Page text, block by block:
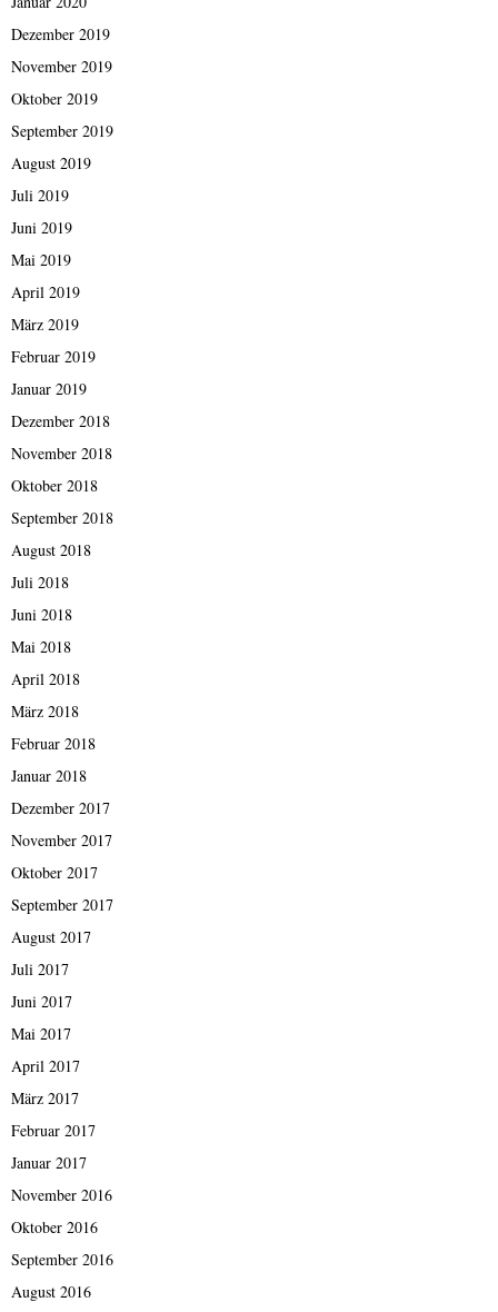
Dezember 2019
November 2019
Oktober 2019
September 2019
August 2019
Juli 2019
Juni 2019
Mai 2019
April 2019
März 2019
Februar 2019
Januar 2019
Dezember 2018
November 2018
Oktober 2018
September 2018
August 2018
Juli 2018
Juni 2018
Mai 2018
April 2018
März 2018
Februar 2018
Januar 2018
Dezember 2017
November 2017
Oktober 2017
September 2017
August 2017
Juli 2017
Juni 2017
Mai 2017
April 2017
März 2017
Februar 2017
Januar 2017
November 2016
Oktober 2016
September 2016
August 2016